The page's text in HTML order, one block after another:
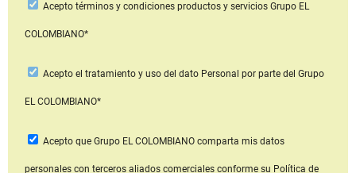
Aceptotérminos y condiciones productos y serviciosGrupo EL
COLOMBIANO*
Acepto el tratamiento y uso del dato Personal por parte del Grupo
EL COLOMBIANO*
Acepto que Grupo EL COLOMBIANOcomparta mis datos
personales con terceros aliados comerciales conforme su Política de